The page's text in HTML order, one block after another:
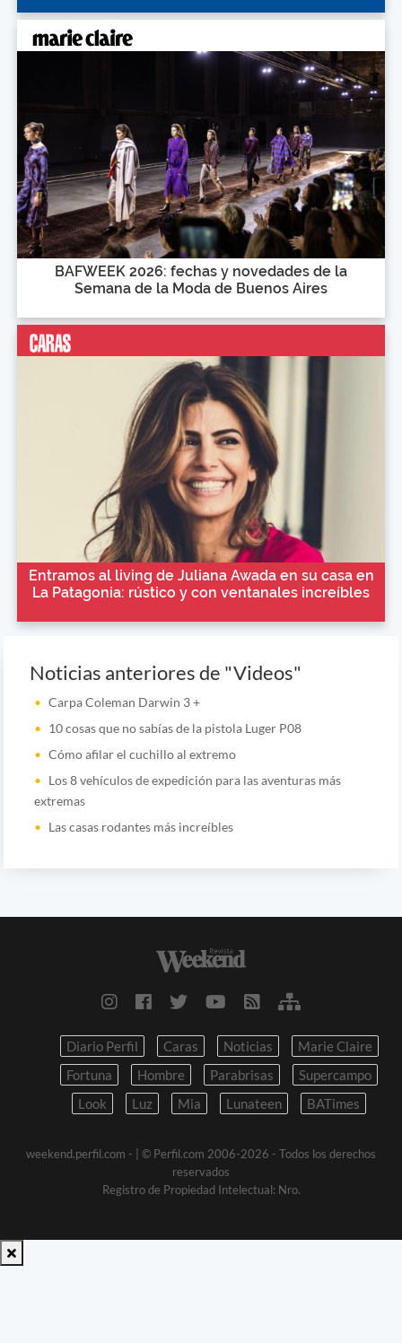
BAFWEEK 2026: fechas y novedades de la
Semana de la Moda de Buenos Aires
Entramos al living de Juliana Awada en su casa en
La Patagonia: rústico y con ventanales increíbles
Noticias anteriores de "Videos"
Carpa Coleman Darwin 3 +
10 cosas que no sabías de la pistola Luger P08
Cómo afilar el cuchillo al extremo
Los 8 vehículos de expedición para las aventuras más
extremas
Las casas rodantes más increíbles
Diario Perfil Caras Noticias
Marie Claire
Fortuna
Hombre Parabrisas
Supercampo
Look
Luz Mia Lunateen BATimes
weekend.perfil.com -
| © Perfil.com 2006-2026 - Todos los derechos
reservados
Registro de Propiedad Intelectual: Nro.